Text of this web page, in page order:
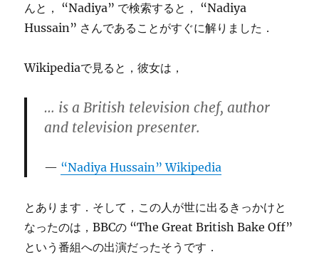
んと， “Nadiya” で検索すると， “Nadiya
Hussain” さんであることがすぐに解りました．
Wikipediaで見ると，彼女は，
… is a British television chef, author
and television presenter.
“Nadiya Hussain” Wikipedia
とあります．そして，この人が世に出るきっかけと
なったのは，BBCの “The Great British Bake Off”
という番組への出演だったそうです．